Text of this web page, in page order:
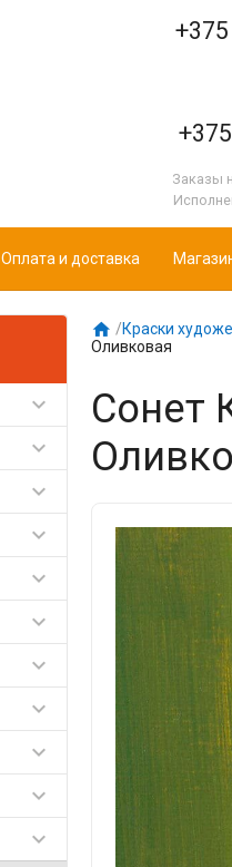
Заказы
Оплата и доставка











 /Краски
Оливковая
Сонет